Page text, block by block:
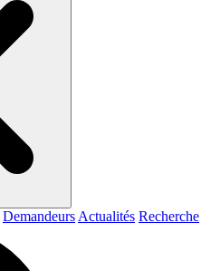
Demandeurs Actualités Recherche